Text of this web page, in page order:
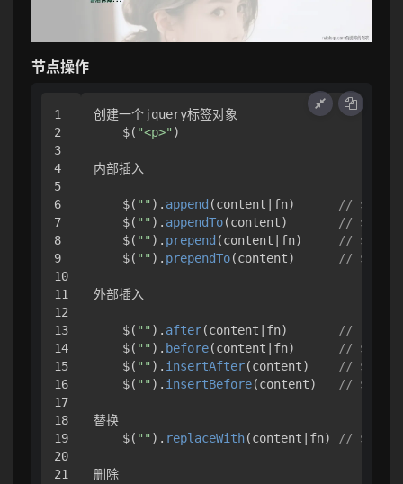
节点操作
1
2
3
4
5
6
7
8
9
10
11
12
13
14
15
16
17
18
19
20
21
创建一个jquery标签对象
    $(
"<p>" )
内部插入
    $(
"" ). append (content|fn)
//
    $(
"" ). appendTo(content)
//
    $(
"" ). prepend (content|fn)
//
    $(
"" ). prependTo(content) //
外部插入
    $(
"" ). after(content|fn)
//
    $(
"" ). before(content|fn)
//
    $(
"" ). insertAfter(content)
//
    $(
"" ). insertBefore(content) //
替换
    $(
"" ). replaceWith(content|fn) //
删除